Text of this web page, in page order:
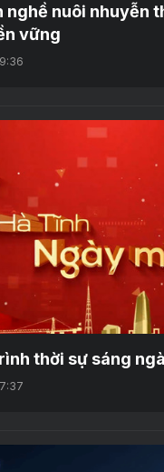
nghề nuôi nhuyễn
vững
thời sự sáng